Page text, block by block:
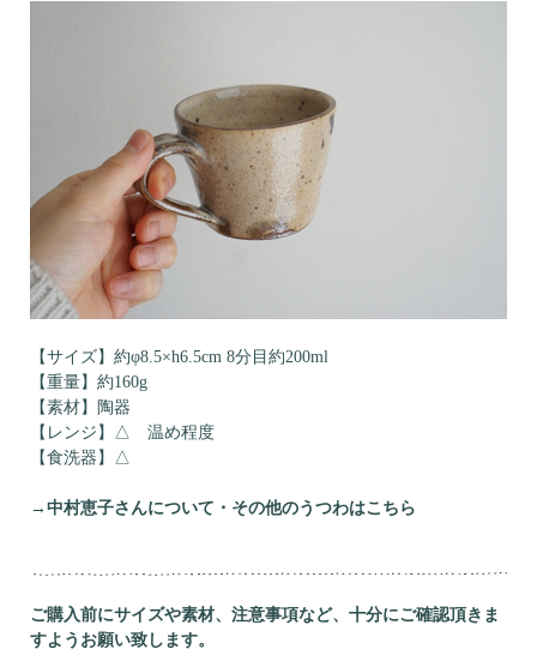
【サイズ】約φ8.5×h6.5cm 8分目約200ml
【重量】約160g
【素材】陶器
【レンジ】△ 温め程度
【食洗器】△
→中村恵子さんについて・その他のうつわはこちら
ご購入前にサイズや素材、注意事項など、十分にご確認頂きま
すようお願い致します。